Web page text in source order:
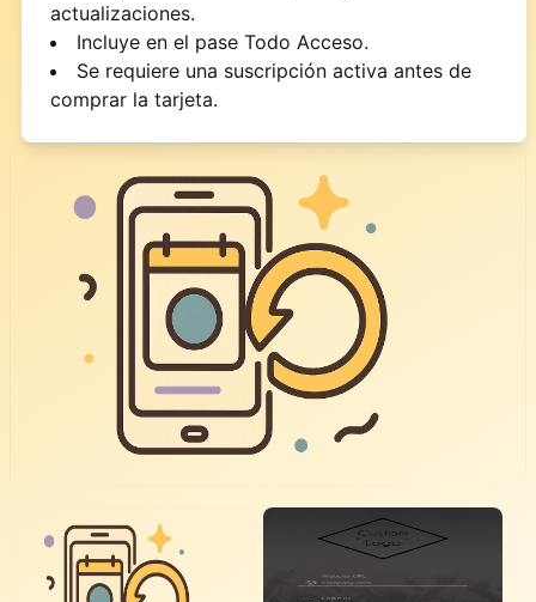
actualizaciones.
Incluye en el pase Todo Acceso.
Se requiere una suscripción activa antes de
comprar la tarjeta.